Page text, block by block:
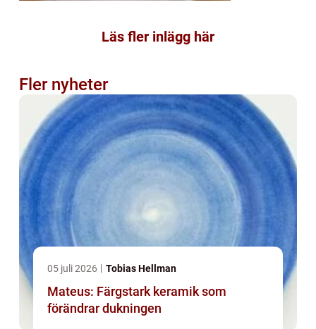
Läs fler inlägg här
Fler nyheter
05 juli 2026 Tobias Hellman
Mateus: Färgstark keramik som
förändrar dukningen